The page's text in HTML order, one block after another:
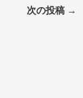
次の投稿 →